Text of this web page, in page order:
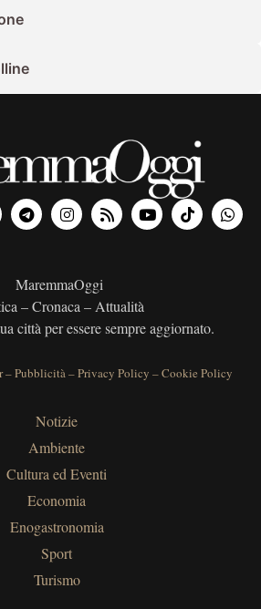
MaremmaOggi
– Cronaca – Attualità
città per essere sempre aggiornato.
–Pubblicità–Privacy Policy –Cookie Policy
Notizie
Ambiente
Cultura ed Eventi
Economia
Enogastronomia
Sport
Turismo